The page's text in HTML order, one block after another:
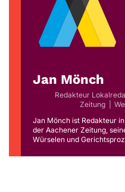
Jan Mönch
Redakteur
Zeitung
Jan Mönch ist Redakteur
der Aachener Zeitung,
Würselen und